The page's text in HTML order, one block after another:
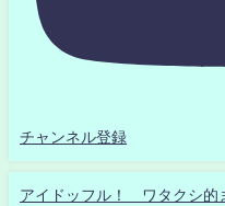
チャンネル登録
アイドッフル！ ワタクシ的